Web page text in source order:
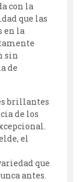
con la
que las
en la
sin
de
brillantes
de los
el
que
antes.